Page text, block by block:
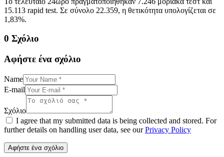
15.113 rapid test. Σε σύνολο 22.359, η θετικότητα υπολογίζεται σε
1,83%.
0 Σχόλιο
Αφήστε ένα σχόλιο
Name
E-mail
Σχόλιο
I agree that my submitted data is being collected and stored. For
further details on handling user data, see ourPrivacy Policy